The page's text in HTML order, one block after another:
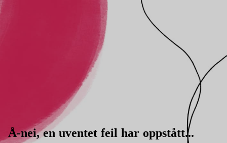
Å-nei, en uventet feil har oppstått...